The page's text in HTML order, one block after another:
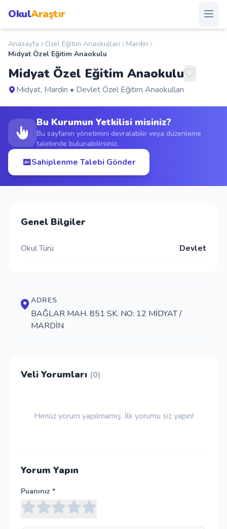
OkulAraştır
Anasayfa
Okullar
Şehirler
Kampanyalar
Duyurular
Blog
İletişim
Kayıt Ol
Anasayfa Özel Eğitim Anaokulları
Mardin
Midyat Özel Eğitim Anaokulu
Midyat Özel Eğitim Anaokulu
Midyat, Mardin • Devlet Özel Eğitim Anaokulları
Bu Kurumun Yetkilisi misiniz?
Bu sayfanın yönetimini devralabilir veya düzenleme
talebinde bulunabilirsiniz.
Sahiplenme Talebi Gönder
Genel Bilgiler
Okul Türü Devlet
ADRES
BAĞLAR MAH. 851 SK. NO: 12 MİDYAT /
MARDİN
Veli Yorumları (0)
Henüz yorum yapılmamış. İlk yorumu siz yapın!
Yorum Yapın
Puanınız *